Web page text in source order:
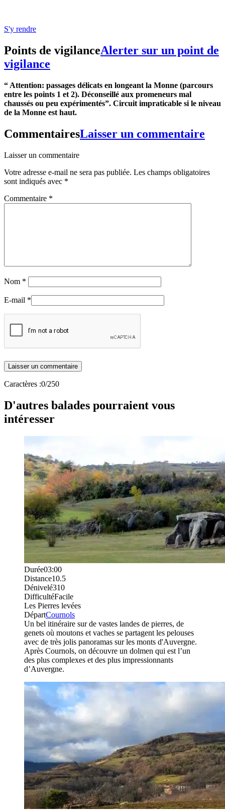
S'y rendre
Points de vigilanceAlerter sur un point de
vigilance
“ Attention: passages délicats en longeant la Monne (parcours
entre les points 1 et 2). Déconseillé aux promeneurs mal
chaussés ou peu expérimentés”. Circuit impraticable si le niveau
de la Monne est haut.
CommentairesLaisser un commentaire
Laisser un commentaire
Votre adresse e-mail ne sera pas publiée. Les champs obligatoires
sont indiqués avec *
Commentaire *
Nom *
E-mail *
Caractères :0/250
D'autres balades pourraient vous
intéresser
Durée03:00
Distance10.5
Dénivelé310
DifficultéFacile
Les Pierres levées
DépartCournols
Un bel itinéraire sur de vastes landes de pierres, de
genets où moutons et vaches se partagent les pelouses
avec de très jolis panoramas sur les monts d'Auvergne.
Après Cournols, on découvre un dolmen qui est l’un
des plus complexes et des plus impressionnants
d’Auvergne.